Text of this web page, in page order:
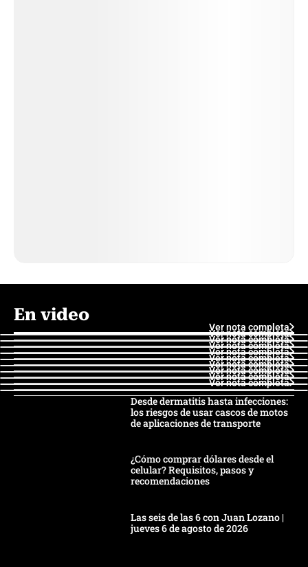
En video
Ver nota completa
Ver nota completa
Ver nota completa
Ver nota completa
Ver nota completa
Ver nota completa
Ver nota completa
Ver nota completa
Ver nota completa
Ver nota completa
Desde dermatitis hasta infecciones:
los riesgos de usar cascos de motos
de aplicaciones de transporte
¿Cómo comprar dólares desde el
celular? Requisitos, pasos y
recomendaciones
Las seis de las 6 con Juan Lozano |
jueves 6 de agosto de 2026